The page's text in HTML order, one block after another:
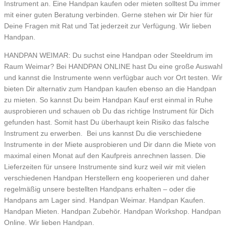
Instrument an. Eine Handpan kaufen oder mieten solltest Du immer
mit einer guten Beratung verbinden. Gerne stehen wir Dir hier für
Deine Fragen mit Rat und Tat jederzeit zur Verfügung. Wir lieben
Handpan.
HANDPAN WEIMAR: Du suchst eine Handpan oder Steeldrum im
Raum Weimar? Bei HANDPAN ONLINE hast Du eine große Auswahl
und kannst die Instrumente wenn verfügbar auch vor Ort testen. Wir
bieten Dir alternativ zum Handpan kaufen ebenso an die Handpan
zu mieten. So kannst Du beim Handpan Kauf erst einmal in Ruhe
ausprobieren und schauen ob Du das richtige Instrument für Dich
gefunden hast. Somit hast Du überhaupt kein Risiko das falsche
Instrument zu erwerben. Bei uns kannst Du die verschiedene
Instrumente in der Miete ausprobieren und Dir dann die Miete von
maximal einen Monat auf den Kaufpreis anrechnen lassen. Die
Lieferzeiten für unsere Instrumente sind kurz weil wir mit vielen
verschiedenen Handpan Herstellern eng kooperieren und daher
regelmäßig unsere bestellten Handpans erhalten – oder die
Handpans am Lager sind. Handpan Weimar. Handpan Kaufen.
Handpan Mieten. Handpan Zubehör. Handpan Workshop. Handpan
Online. Wir lieben Handpan.